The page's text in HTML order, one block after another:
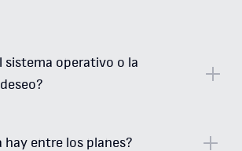
sistema operativo o la
hay entre los planes?